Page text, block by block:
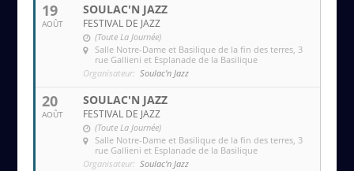
19
AOÛT
SOULAC'N JAZZ
FESTIVAL DE JAZZ
(Toute La Journée)
Salle Notre-Dame et Basilique de la fin des terres, 3
rue Gallieni et Esplanade de la Basilique
Organisateur: Soulac'n Jazz
20
AOÛT
SOULAC'N JAZZ
FESTIVAL DE JAZZ
(Toute La Journée)
Salle Notre-Dame et Basilique de la fin des terres, 3
rue Gallieni et Esplanade de la Basilique
Organisateur: Soulac'n Jazz